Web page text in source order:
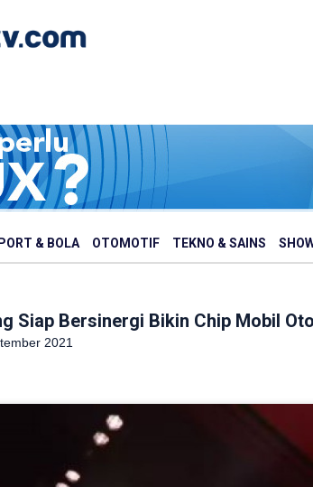
& BOLA OTOMOTIF TEKNO & SAINS
Siap Bersinergi Bikin Chip Mobil
2021